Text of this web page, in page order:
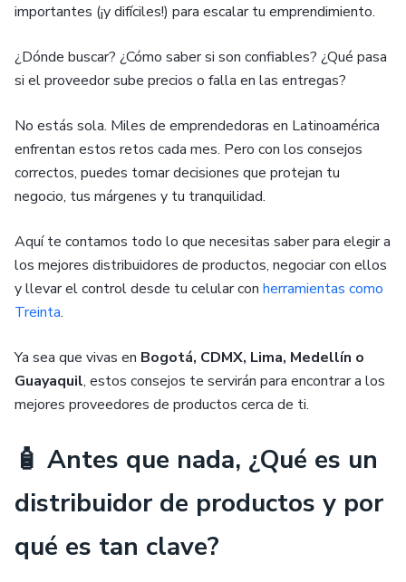
importantes (¡y difíciles!) para escalar tu emprendimiento.
¿Dónde buscar? ¿Cómo saber si son confiables? ¿Qué pasa
si el proveedor sube precios o falla en las entregas?
No estás sola. Miles de emprendedoras en Latinoamérica
enfrentan estos retos cada mes. Pero con los consejos
correctos, puedes tomar decisiones que protejan tu
negocio, tus márgenes y tu tranquilidad.
Aquí te contamos todo lo que necesitas saber para elegir a
los mejores distribuidores de productos, negociar con ellos
y llevar el control desde tu celular con herramientas como
Treinta.
Ya sea que vivas en Bogotá, CDMX, Lima, Medellín o
Guayaquil, estos consejos te servirán para encontrar a los
mejores proveedores de productos cerca de ti.
🧴 Antes que nada, ¿Qué es un
distribuidor de productos y por
qué es tan clave?